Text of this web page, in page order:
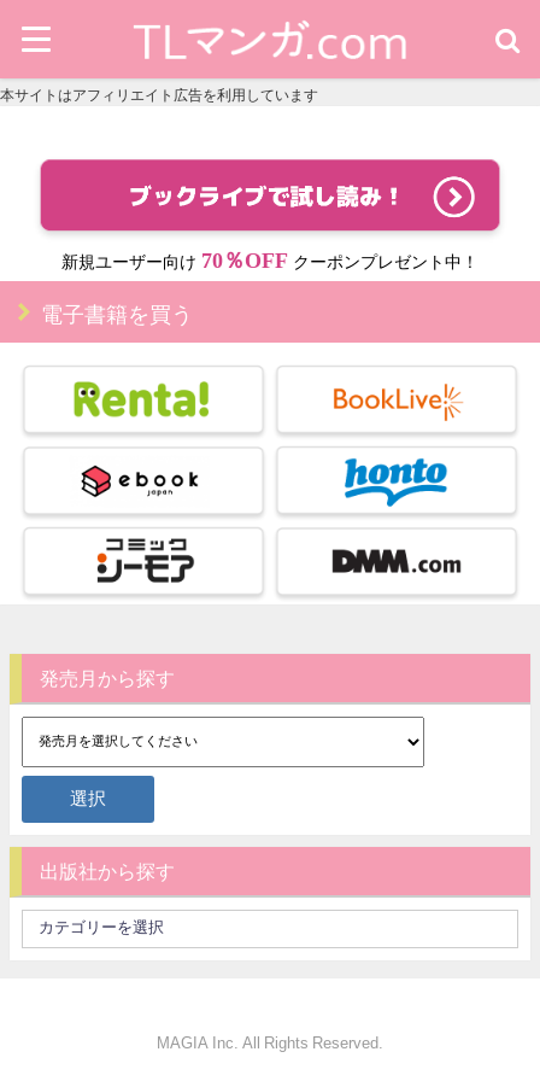
本サイトはアフィリエイト広告を利用しています
新規ユーザー向け 70％OFF クーポンプレゼント中！
電子書籍を買う
発売月から探す
出版社から探す
MAGIA Inc. All Rights Reserved.